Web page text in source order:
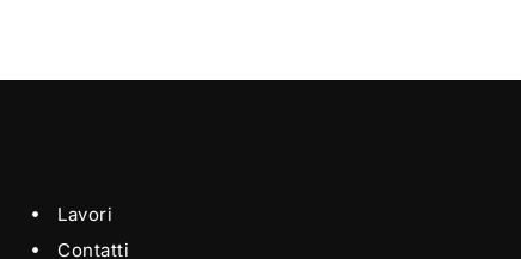
Lavori
Contatti